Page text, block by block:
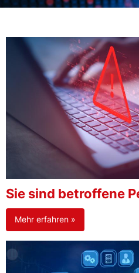
Sie sind betroffene
Mehr erfahren »